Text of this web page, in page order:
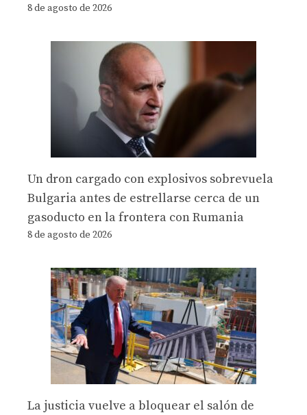
8 de agosto de 2026
Un dron cargado con explosivos sobrevuela
Bulgaria antes de estrellarse cerca de un
gasoducto en la frontera con Rumania
8 de agosto de 2026
La justicia vuelve a bloquear el salón de